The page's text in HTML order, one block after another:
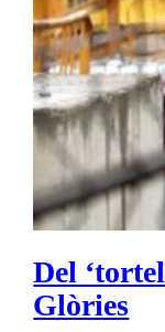
Del
Glòries